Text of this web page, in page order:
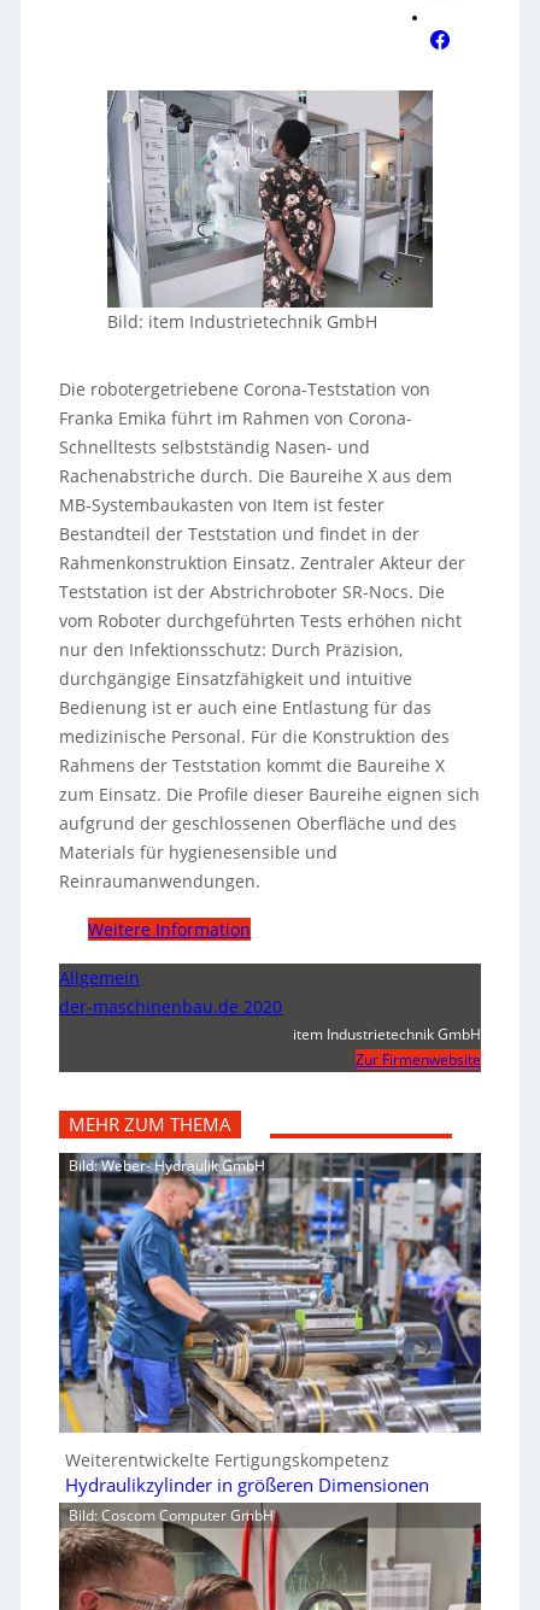
Bild: item Industrietechnik GmbH
Die robotergetriebene Corona-Teststation von
Franka Emika führt im Rahmen von Corona-
Schnelltests selbstständig Nasen- und
Rachenabstriche durch. Die Baureihe X aus dem
MB-Systembaukasten von Item ist fester
Bestandteil der Teststation und findet in der
Rahmenkonstruktion Einsatz. Zentraler Akteur der
Teststation ist der Abstrichroboter SR-Nocs. Die
vom Roboter durchgeführten Tests erhöhen nicht
nur den Infektionsschutz: Durch Präzision,
durchgängige Einsatzfähigkeit und intuitive
Bedienung ist er auch eine Entlastung für das
medizinische Personal. Für die Konstruktion des
Rahmens der Teststation kommt die Baureihe X
zum Einsatz. Die Profile dieser Baureihe eignen sich
aufgrund der geschlossenen Oberfläche und des
Materials für hygienesensible und
Reinraumanwendungen.
Weitere Information
Allgemein
der-maschinenbau.de 2020
item Industrietechnik GmbH
Zur Firmenwebsite
MEHR ZUM THEMA
Bild: Weber- Hydraulik GmbH
Weiterentwickelte Fertigungskompetenz
Hydraulikzylinder in größeren Dimensionen
Bild: Coscom Computer GmbH